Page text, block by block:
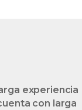
experiencia
con larga